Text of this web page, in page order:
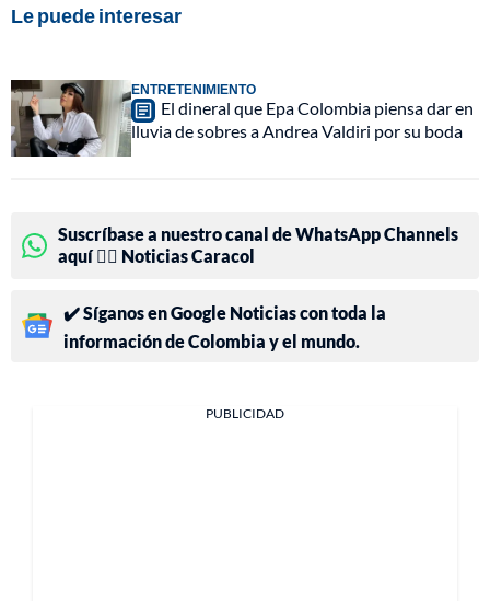
Le puede interesar
ENTRETENIMIENTO
El dineral que Epa Colombia piensa dar en
lluvia de sobres a Andrea Valdiri por su boda
Suscríbase a nuestro canal de WhatsApp Channels
aquí 👉🏻 Noticias Caracol
✔️ Síganos en Google Noticias con toda la
información de Colombia y el mundo.
PUBLICIDAD